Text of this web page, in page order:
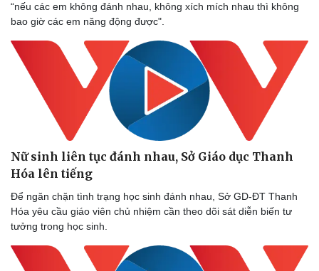
“nếu các em không đánh nhau, không xích mích nhau thì không
bao giờ các em năng động được".
Nữ sinh liên tục đánh nhau, Sở Giáo dục Thanh
Hóa lên tiếng
Để ngăn chặn tình trạng học sinh đánh nhau, Sở GD-ĐT Thanh
Hóa yêu cầu giáo viên chủ nhiệm cần theo dõi sát diễn biến tư
tưởng trong học sinh.